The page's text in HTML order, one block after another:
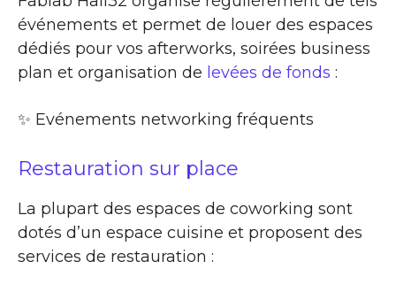
événements et permet de louer des espaces
dédiés pour vos afterworks, soirées business
plan et organisation de levées de fonds :
✨​ Evénements networking fréquents
Restauration sur place
La plupart des espaces de coworking sont
dotés d’un espace cuisine et proposent des
services de restauration :